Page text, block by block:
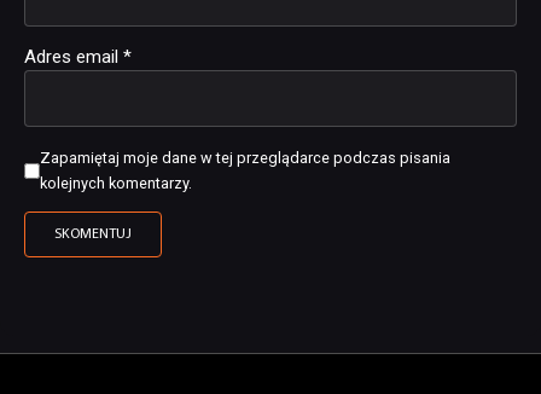
Adres email *
Zapamiętaj moje dane w tej przeglądarce podczas pisania
kolejnych komentarzy.